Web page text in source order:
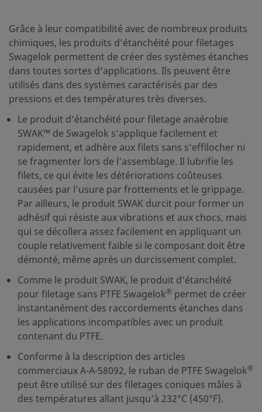
Grâce à leur compatibilité avec de nombreux produits
chimiques, les produits d’étanchéité pour filetages
Swagelok permettent de créer des systèmes étanches
dans toutes sortes d’applications. Ils peuvent être
utilisés dans des systèmes caractérisés par des
pressions et des températures très diverses.
Le produit d’étanchéité pour filetage anaérobie
SWAK™ de Swagelok s’applique facilement et
rapidement, et adhère aux filets sans s’effilocher ni
se fragmenter lors de l’assemblage. Il lubrifie les
filets, ce qui évite les détériorations coûteuses
causées par l’usure par frottements et le grippage.
Par ailleurs, le produit SWAK durcit pour former un
adhésif qui résiste aux vibrations et aux chocs, mais
qui se décollera assez facilement en appliquant un
couple relativement faible si le composant doit être
démonté, même après un durcissement complet.
Comme le produit SWAK, le produit d’étanchéité
pour filetage sans PTFE Swagelok® permet de créer
instantanément des raccordements étanches dans
les applications incompatibles avec un produit
contenant du PTFE.
Conforme à la description des articles
commerciaux A-A-58092, le ruban de PTFE Swagelok®
peut être utilisé sur des filetages coniques mâles à
des températures allant jusqu’à 232°C (450°F).